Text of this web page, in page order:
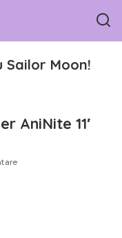
Sailor Moon!
AniNite 11′